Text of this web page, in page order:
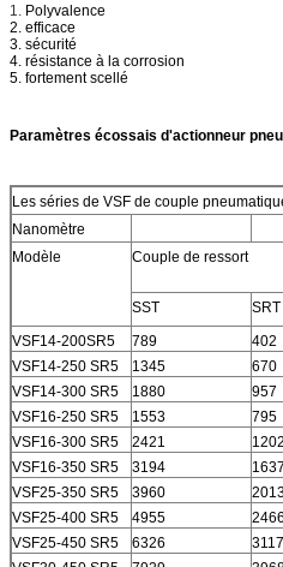
1. Polyvalence
2. efficace
3. sécurité
4. résistance à la corrosion
5. fortement scellé
Paramètres écossais d'actionneur
Les séries de VSF de couple
Nanomètre
Modèle
Couple de ressort
SST
SRT
VSF14-200SR5
789 402
VSF14-250 SR5
1345 670
VSF14-300 SR5
1880 957
VSF16-250 SR5
1553 795
VSF16-300 SR5
2421 1202
VSF16-350 SR5
3194 1637
VSF25-350 SR5
3960
VSF25-400 SR5
4955 2466
VSF25-450 SR5
6326 3117